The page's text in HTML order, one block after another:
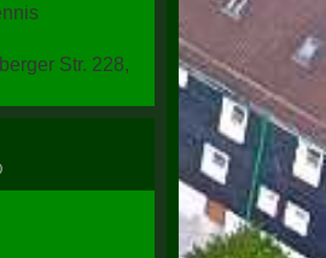
Str. 228, 58256 Ennepetal